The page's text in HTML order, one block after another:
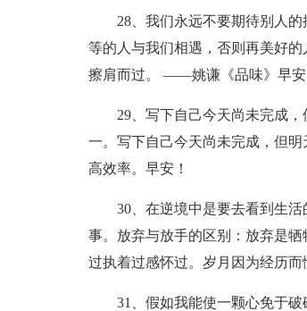
28、我们永远不要期待别人
等的人与我们相遇，否则再美好
擦肩而过。 ——姚谦《品味》早安
29、写下自己今天尚未完成
一。写下自己今天尚未完成，但
高效率。早安！
30、在逆境中是要去看到生
事。放弃与放手的区别：放弃是
过执着过感怀过。岁月因为经历
31、假如我能使一颗心免于